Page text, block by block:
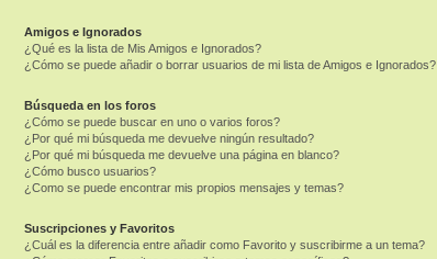
Amigos e Ignorados
¿Qué es la lista de Mis Amigos e Ignorados?
¿Cómo se puede añadir o borrar usuarios de mi lista de Amigos e Ignorados?
Búsqueda en los foros
¿Cómo se puede buscar en uno o varios foros?
¿Por qué mi búsqueda me devuelve ningún resultado?
¿Por qué mi búsqueda me devuelve una página en blanco?
¿Cómo busco usuarios?
¿Como se puede encontrar mis propios mensajes y temas?
Suscripciones y Favoritos
¿Cuál es la diferencia entre añadir como Favorito y suscribirme a un tema?